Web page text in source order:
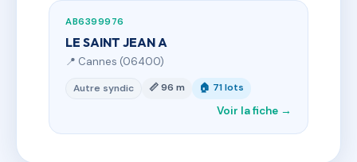
AB6399976
LE SAINT JEAN A
📍 Cannes (06400)
Autre syndic 📏 96 m 🏠 71 lots
Voir la fiche →